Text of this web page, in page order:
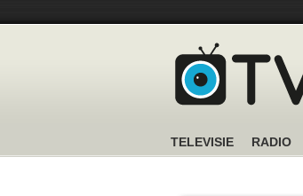
TELEVISIE RADIO